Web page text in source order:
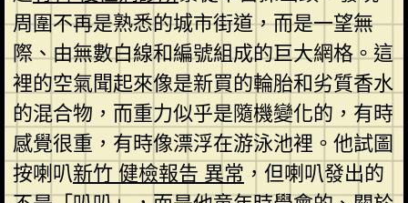
周圍不再是熟悉的城市街道，而是一望無
際、由無數白線和編號組成的巨大網格。這
裡的空氣聞起來像是新買的輪胎和劣質香水
的混合物，而重力似乎是隨機變化的，有時
感覺很重，有時像漂浮在游泳池裡。他試圖
按喇叭新竹 健檢報告 異常 ，但喇叭發出的